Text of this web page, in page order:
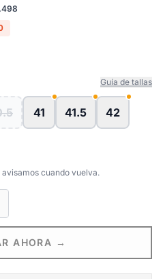
Guía de tallas
41 41.5 42
avisamos cuando vuelva.
AHORA →